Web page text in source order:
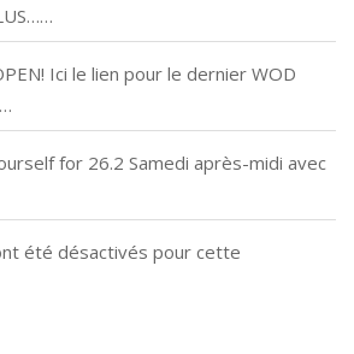
Ici le lien pour le dernier WOD
for 26.2 Samedi après-midi avec
été désactivés pour cette